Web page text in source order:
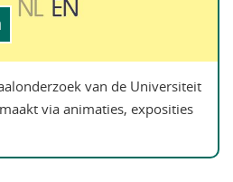
van de Universiteit
via animaties, exposities